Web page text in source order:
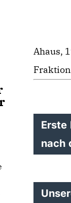
Ahaus,
Fraktion
Erste
nach